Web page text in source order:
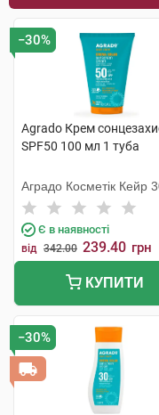
−30%
Agrado Крем
SPF50 100 мл 1 туба
Аградо Косметік Кейр
С.Л.У.
Є в наявності
від 342.00 239.40 грн
КУПИТИ
−30%